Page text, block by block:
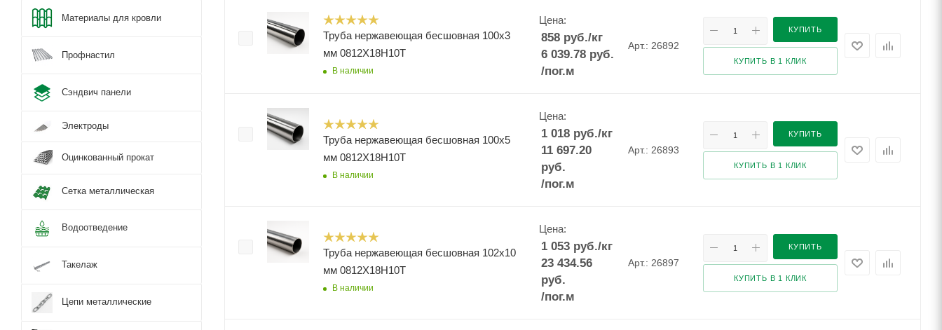
Труба нержавеющая бесшовная 100х3
мм 0812Х18Н10Т
В наличии
Цена:
858руб./кг
6 039.78 руб.
/пог.м
Арт.: 26892
КУПИТЬ
КУПИТЬ В 1 КЛИК
Труба нержавеющая бесшовная 100x5
мм 0812Х18Н10Т
В наличии
Цена:
1 018руб./кг
11 697.20
руб.
/пог.м
Арт.: 26893
КУПИТЬ
КУПИТЬ В 1 КЛИК
Труба нержавеющая бесшовная 102х10
мм 0812Х18Н10Т
В наличии
Цена:
1 053руб./кг
23 434.56
руб.
/пог.м
Арт.: 26897
КУПИТЬ
КУПИТЬ В 1 КЛИК
Материалы для кровли
Профнастил
Сэндвич панели
Электроды
Оцинкованный прокат
Сетка металлическая
Водоотведение
Такелаж
Цепи металлические